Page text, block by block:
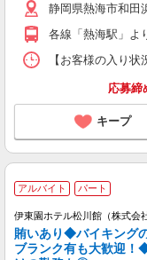
静岡県熱海市和田
各線「熱海駅」よ
【お客様の入り
応募締
キープ
アルバイト パート
伊東園ホテル松川館（株式会
賄いあり◆バイキング
ブランク有も大歓迎